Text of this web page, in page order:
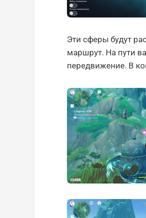
Эти сферы будут
маршрут. На пути
передвижение. В